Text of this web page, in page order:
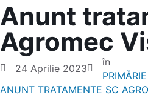
Anunt
Agromec
24 Aprilie 2023
în
PRIMĂRIE
ANUNT TRATAMENTE SC